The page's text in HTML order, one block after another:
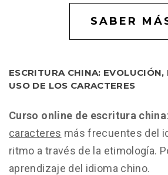
SABER
ESCRITURA CHINA: EVOLUCIÓN,
USO DE LOS CARACTERES
Curso online de escritura china
caracteres más frecuentes del
ritmo a través de la etimología.
aprendizaje del idioma chino.